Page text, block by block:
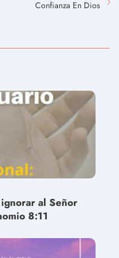
Confianza En Dios
al Señor
8:11